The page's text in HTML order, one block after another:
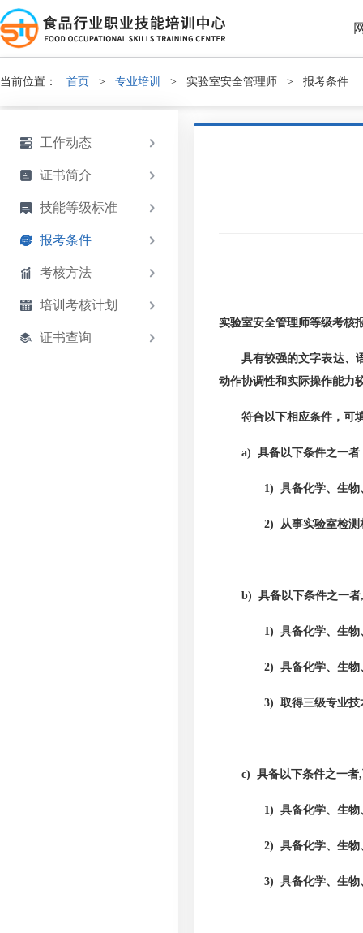
当前位置： 首页 > 专业培训 > 实验室安全管理师 > 报考条件
工作动态
证书简介
技能等级标准
报考条件
考核方法
培训考核计划
证书查询
实验室安全管理师等级考核
具有较强的文字表达、
动作协调性和实际操作能力
符合以下相应条件，可
a) 具备以下条件之一者
1) 具备化学、生物
2) 从事实验室检测
b)具备以下条件之一者
1) 具备化学、生物
2) 具备化学、生物
3) 取得三级专业技
c)具备以下条件之一者
1) 具备化学、生物
2) 具备化学、生物
3) 具备化学、生物